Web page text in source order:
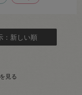
：新しい順
見る